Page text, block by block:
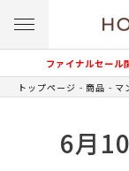
ファイナルセー
トップページ 商品 マ
6月